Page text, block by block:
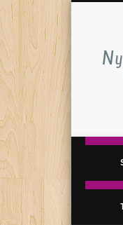
Játék.
Facebook